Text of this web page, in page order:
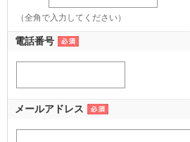
（全角で入力してください）
電話番号
メールアドレス